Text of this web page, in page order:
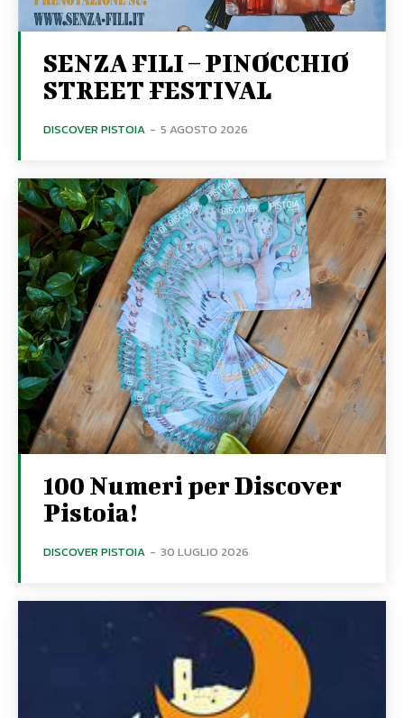
SENZA FILI – PINOCCHIO
STREET FESTIVAL
DISCOVER PISTOIA - 5 AGOSTO 2026
100 Numeri per Discover
Pistoia!
DISCOVER PISTOIA - 30 LUGLIO 2026